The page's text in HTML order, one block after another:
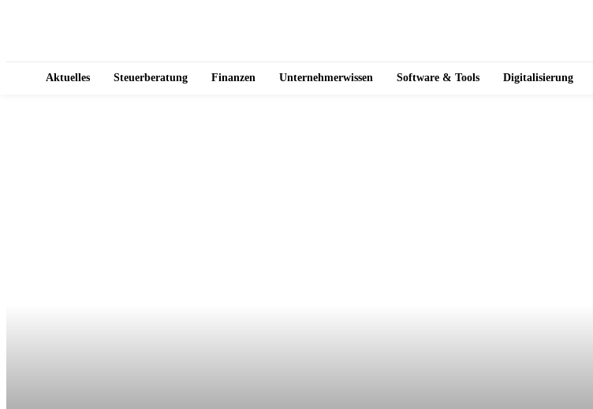
Aktuelles Steuerberatung Finanzen Unternehmerwissen Software & Tools Digitalisierung